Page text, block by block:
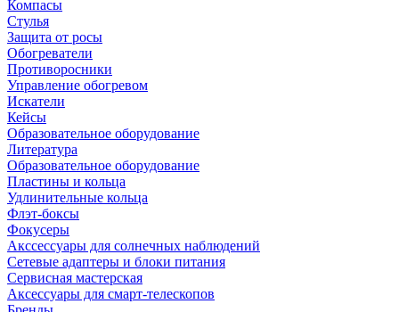
Компасы
Стулья
Защита от росы
Обогреватели
Противоросники
Управление обогревом
Искатели
Кейсы
Образовательное оборудование
Литература
Образовательное оборудование
Пластины и кольца
Удлинительные кольца
Флэт-боксы
Фокусеры
Акссессуары для солнечных наблюдений
Сетевые адаптеры и блоки питания
Сервисная мастерская
Аксессуары для смарт-телескопов